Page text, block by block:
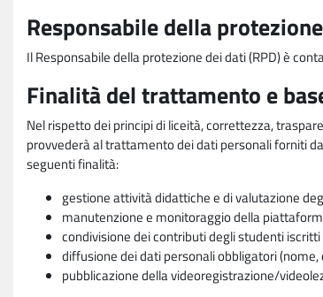
Responsabile della
Il Responsabile della protezione dei dati (RPD) è
Finalità del trattamento e
Nel rispetto dei principi di liceità, correttezza,
provvederà al trattamento dei dati personali forniti
seguenti finalità:
gestione attività didattiche e di valutazione
manutenzione e monitoraggio della
condivisione dei contributi degli studenti
diffusione dei dati personali obbligatori
pubblicazione della videoregistrazione/